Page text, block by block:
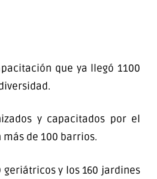
que ya llegó 1100
y capacitados por el
de 100 barrios.
geriátricos y los 160 jardines